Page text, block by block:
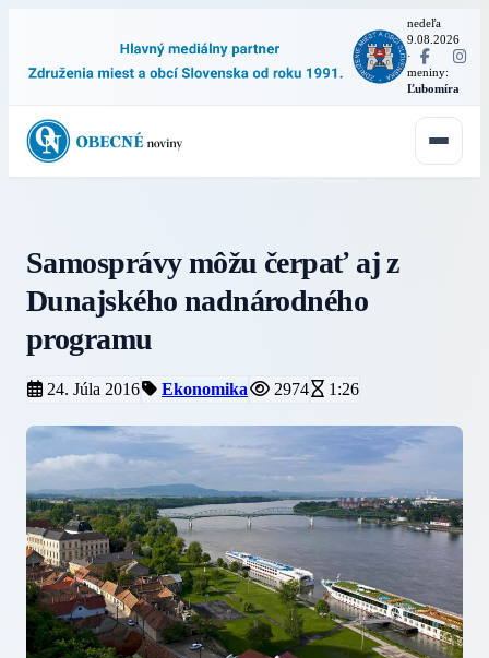
nedeľa
9.08.2026
·
meniny:
Ľubomíra
Samosprávy môžu čerpať aj z
Dunajského nadnárodného
programu
24. Júla 2016 Ekonomika 2974 1:26